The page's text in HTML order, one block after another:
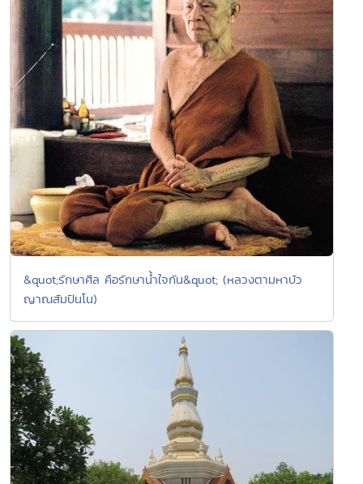
&quot;รักษาศีล คือรักษาน้ำใจกัน&quot; (หลวงตามหาบัว
ญาณสัมปันโน)